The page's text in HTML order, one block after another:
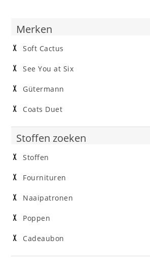
Merken
Soft Cactus
See You at Six
Gütermann
Coats Duet
Stoffen zoeken
Stoffen
Fournituren
Naaipatronen
Poppen
Cadeaubon